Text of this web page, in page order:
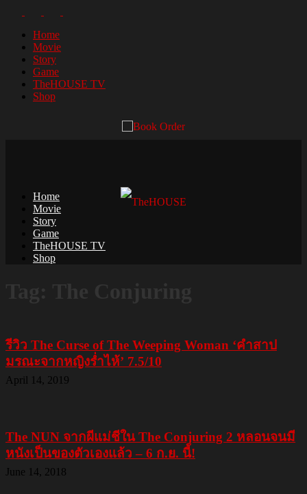
Home
Movie
Story
Game
TheHOUSE TV
Shop
Home
Movie
Story
Game
TheHOUSE TV
Shop
รีวิว The Curse of The Weeping Woman ‘คำสาป
มรณะจากหญิงร่ำไห้’ 7.5/10
April 14, 2019
The NUN จากผีแม่ชีใน The Conjuring 2 หลอนจนมี
หนังเป็นของตัวเองแล้ว – 6 ก.ย. นี้!
June 14, 2018